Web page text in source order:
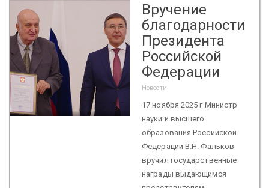
Вручение
благодарности
Президента
Российской
Федерации
Новости
17 ноября 2025 г Министр
науки и высшего
образования Российской
Федерации В.Н. Фальков
вручил государственные
награды выдающимся